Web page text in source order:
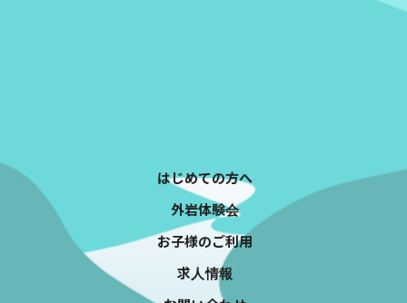
はじめての方へ
外岩体験会
お子様のご利用
求人情報